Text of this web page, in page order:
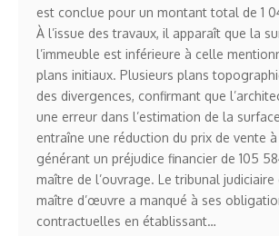
est conclue pour un montant total de 1
À l’issue des travaux, il apparaît que la
l’immeuble est inférieure à celle
plans initiaux. Plusieurs plans
des divergences, confirmant que
une erreur dans l’estimation de la
entraîne une réduction du prix de vente à
générant un préjudice financier de 105
maître de l’ouvrage. Le tribunal
maître d’œuvre a manqué à ses
contractuelles en établissant…